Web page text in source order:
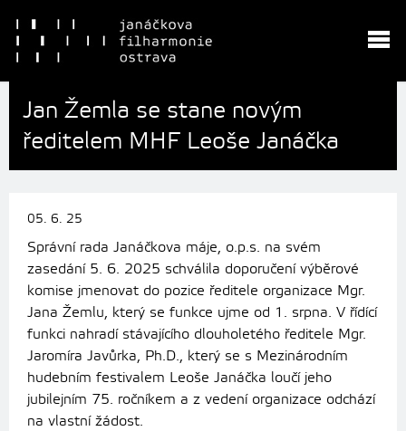
Jan Žemla se stane novým
ředitelem MHF Leoše Janáčka
05. 6. 25
Správní rada Janáčkova máje, o.p.s. na svém
zasedání 5. 6. 2025 schválila doporučení výběrové
komise jmenovat do pozice ředitele organizace Mgr.
Jana Žemlu, který se funkce ujme od 1. srpna. V řídící
funkci nahradí stávajícího dlouholetého ředitele Mgr.
Jaromíra Javůrka, Ph.D., který se s Mezinárodním
hudebním festivalem Leoše Janáčka loučí jeho
jubilejním 75. ročníkem a z vedení organizace odchází
na vlastní žádost.